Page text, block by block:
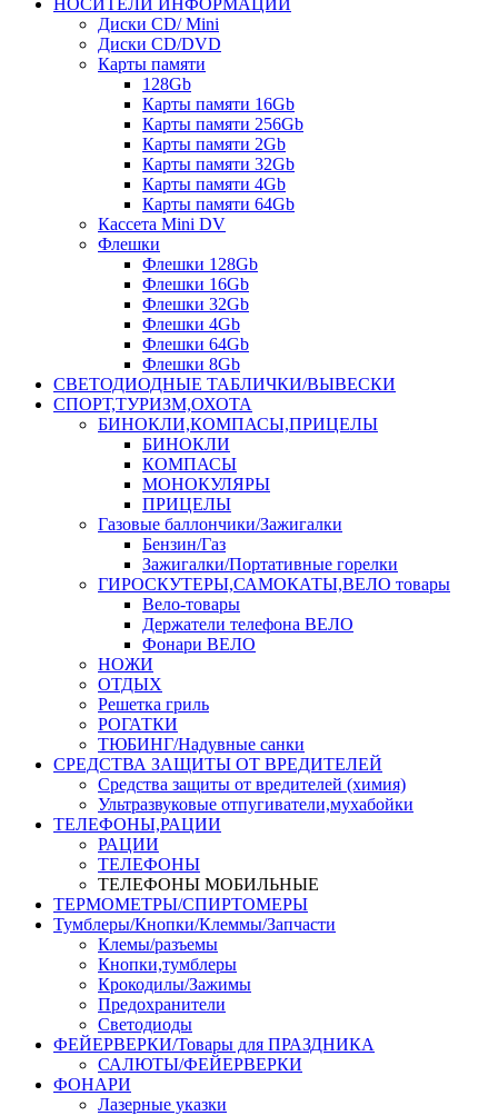
НОСИТЕЛИ ИНФОРМАЦИИ
Диски CD/ Mini
Диски CD/DVD
Карты памяти
128Gb
Карты памяти 16Gb
Карты памяти 256Gb
Карты памяти 2Gb
Карты памяти 32Gb
Карты памяти 4Gb
Карты памяти 64Gb
Кассета Mini DV
Флешки
Флешки 128Gb
Флешки 16Gb
Флешки 32Gb
Флешки 4Gb
Флешки 64Gb
Флешки 8Gb
СВЕТОДИОДНЫЕ ТАБЛИЧКИ/ВЫВЕСКИ
СПОРТ,ТУРИЗМ,ОХОТА
БИНОКЛИ,КОМПАСЫ,ПРИЦЕЛЫ
БИНОКЛИ
КОМПАСЫ
МОНОКУЛЯРЫ
ПРИЦЕЛЫ
Газовые баллончики/Зажигалки
Бензин/Газ
Зажигалки/Портативные горелки
ГИРОСКУТЕРЫ,САМОКАТЫ,ВЕЛО товары
Вело-товары
Держатели телефона ВЕЛО
Фонари ВЕЛО
НОЖИ
ОТДЫХ
Решетка гриль
РОГАТКИ
ТЮБИНГ/Надувные санки
СРЕДСТВА ЗАЩИТЫ ОТ ВРЕДИТЕЛЕЙ
Средства защиты от вредителей (химия)
Ультразвуковые отпугиватели,мухабойки
ТЕЛЕФОНЫ,РАЦИИ
РАЦИИ
ТЕЛЕФОНЫ
ТЕЛЕФОНЫ МОБИЛЬНЫЕ
ТЕРМОМЕТРЫ/СПИРТОМЕРЫ
Тумблеры/Кнопки/Клеммы/Запчасти
Клемы/разъемы
Кнопки,тумблеры
Крокодилы/Зажимы
Предохранители
Светодиоды
ФЕЙЕРВЕРКИ/Товары для ПРАЗДНИКА
САЛЮТЫ/ФЕЙЕРВЕРКИ
ФОНАРИ
Лазерные указки